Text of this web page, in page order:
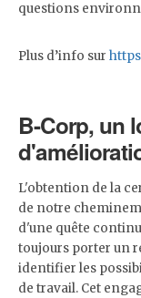
questions
Plus d’info sur
B-Corp, un
L'obtention de la
de notre
d'une quête
toujours porter un
identifier les
de travail. Cet